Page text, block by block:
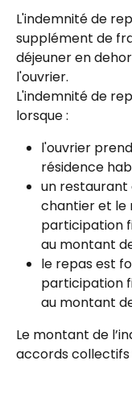
L'indemnité de
supplément de
déjeuner en
l'ouvrier.
L'indemnité de
lorsque :
l'ouvrier
résidence
un restaurant
chantier et le
participation
au montant
le repas est
participation
au montant
Le montant de
accords